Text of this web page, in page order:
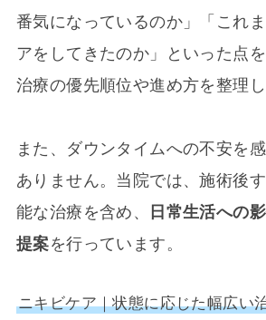
番気になっているのか」「これ
アをしてきたのか」といった点を
治療の優先順位や進め方を整理し
また、ダウンタイムへの不安を
ありません。当院では、施術後
能な治療を含め、
日常生活への
提案を行っています。
ニキビケア｜状態に応じた幅広い